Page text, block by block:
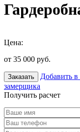
Цена:
от 35 000 руб.
Заказать Добавить в
замерщика
Получить расчет